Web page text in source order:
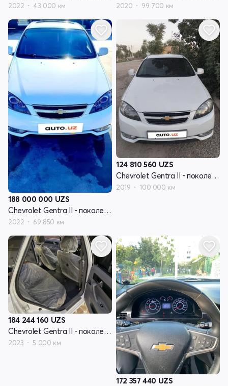
2022 43 000 км 2020 99 700 км
188 000 000 UZS
Chevrolet Gentra II - поколение
2022 69 850 км
124 810 560 UZS
Chevrolet Gentra II - поколение
2019 100 000 км
184 244 160 UZS
Chevrolet Gentra II - поколение
2023 5 000 км
172 357 440 UZS